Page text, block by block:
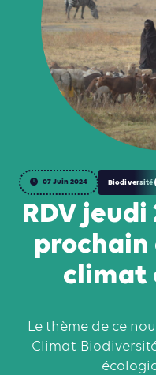
07 Juin 2024 Biodiversité
RDV
climat
Le thème de ce
Climat-